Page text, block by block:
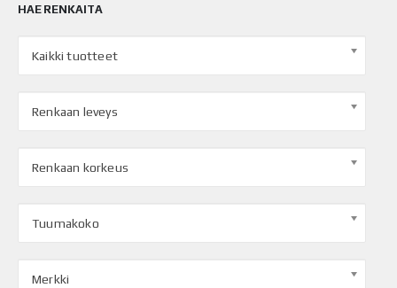
HAE RENKAITA
Kaikki tuotteet
Renkaan leveys
Renkaan korkeus
Tuumakoko
Merkki